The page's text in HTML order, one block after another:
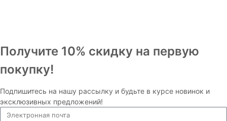
Получите 10% скидку на первую
покупку!
Подпишитесь на нашу рассылку и будьте в курсе новинок и
эксклюзивных предложений!